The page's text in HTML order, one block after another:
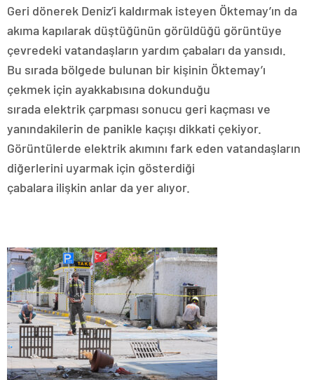
Geri dönerek Deniz’i kaldırmak isteyen Öktemay’ın da
akıma kapılarak düştüğünün görüldüğü görüntüye
çevredeki vatandaşların yardım çabaları da yansıdı.
Bu sırada bölgede bulunan bir kişinin Öktemay’ı
çekmek için ayakkabısına dokunduğu
sırada elektrik çarpması sonucu geri kaçması ve
yanındakilerin de panikle kaçışı dikkati çekiyor.
Görüntülerde elektrik akımını fark eden vatandaşların
diğerlerini uyarmak için gösterdiği
çabalara ilişkin anlar da yer alıyor.